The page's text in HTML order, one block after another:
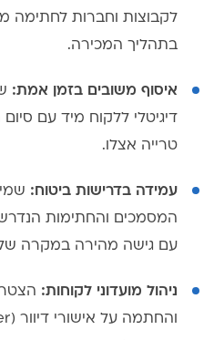
לקבוצות וחברות לחתימה
בתהליך המכירה.
איסוף משובים בזמן אמת:
דיגיטלי ללקוח מיד עם
טרייה אצלו.
עמידה בדרישות ביטוח:
המסמכים והחתימות
עם גישה מהירה במקרה
ניהול מועדוני לקוחות: